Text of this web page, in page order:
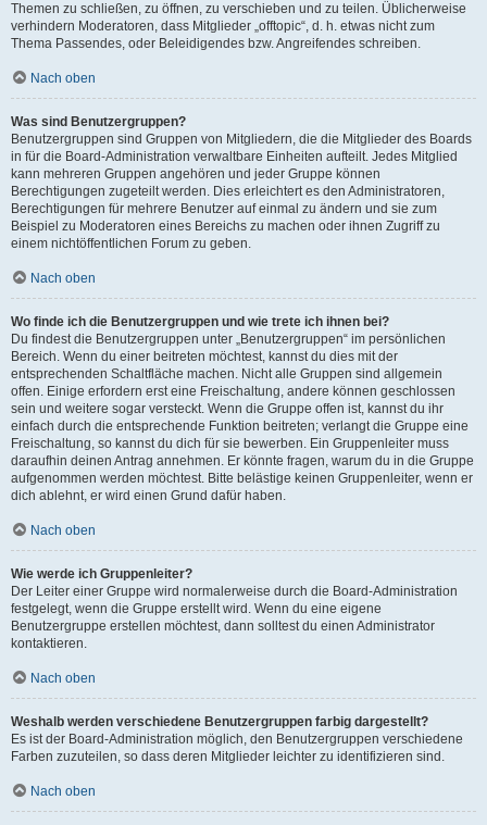
Themen zu schließen, zu öffnen, zu verschieben und zu teilen. Üblicherweise
verhindern Moderatoren, dass Mitglieder „offtopic“, d. h. etwas nicht zum
Thema Passendes, oder Beleidigendes bzw. Angreifendes schreiben.
Nach oben
Was sind Benutzergruppen?
Benutzergruppen sind Gruppen von Mitgliedern, die die Mitglieder des Boards
in für die Board-Administration verwaltbare Einheiten aufteilt. Jedes Mitglied
kann mehreren Gruppen angehören und jeder Gruppe können
Berechtigungen zugeteilt werden. Dies erleichtert es den Administratoren,
Berechtigungen für mehrere Benutzer auf einmal zu ändern und sie zum
Beispiel zu Moderatoren eines Bereichs zu machen oder ihnen Zugriff zu
einem nichtöffentlichen Forum zu geben.
Nach oben
Wo finde ich die Benutzergruppen und wie trete ich ihnen bei?
Du findest die Benutzergruppen unter „Benutzergruppen“ im persönlichen
Bereich. Wenn du einer beitreten möchtest, kannst du dies mit der
entsprechenden Schaltfläche machen. Nicht alle Gruppen sind allgemein
offen. Einige erfordern erst eine Freischaltung, andere können geschlossen
sein und weitere sogar versteckt. Wenn die Gruppe offen ist, kannst du ihr
einfach durch die entsprechende Funktion beitreten; verlangt die Gruppe eine
Freischaltung, so kannst du dich für sie bewerben. Ein Gruppenleiter muss
daraufhin deinen Antrag annehmen. Er könnte fragen, warum du in die Gruppe
aufgenommen werden möchtest. Bitte belästige keinen Gruppenleiter, wenn er
dich ablehnt, er wird einen Grund dafür haben.
Nach oben
Wie werde ich Gruppenleiter?
Der Leiter einer Gruppe wird normalerweise durch die Board-Administration
festgelegt, wenn die Gruppe erstellt wird. Wenn du eine eigene
Benutzergruppe erstellen möchtest, dann solltest du einen Administrator
kontaktieren.
Nach oben
Weshalb werden verschiedene Benutzergruppen farbig dargestellt?
Es ist der Board-Administration möglich, den Benutzergruppen verschiedene
Farben zuzuteilen, so dass deren Mitglieder leichter zu identifizieren sind.
Nach oben